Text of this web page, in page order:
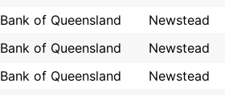
Bank of Queensland Newstead
Bank of Queensland Newstead
Bank of Queensland Newstead